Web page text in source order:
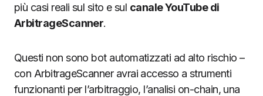
più casi reali sul sito e sul canale YouTube di
ArbitrageScanner.
Questi non sono bot automatizzati ad alto rischio –
con ArbitrageScanner avrai accesso a strumenti
funzionanti per l’arbitraggio, l’analisi on-chain, una